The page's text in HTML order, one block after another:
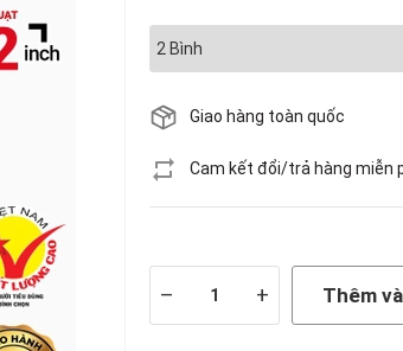
Giao hàng toàn quốc
Cam kết đổi/trả hàng miễn
– + Thêm